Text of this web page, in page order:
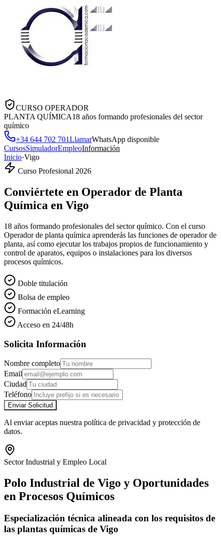
CURSO OPERADOR
PLANTA QUÍMICA18 años formando profesionales del sector
químico
+34 644 702 701LlamarWhatsApp disponible
CursosSimuladorEmpleoInformación
Inicio·Vigo
Curso Profesional 2026
Conviértete en Operador de Planta
Química en Vigo
18 años formando profesionales del sector químico. Con el curso
Operador de planta química aprenderás las funciones de operador de
planta, así como ejecutar los trabajos propios de funcionamiento y
control de aparatos, equipos o instalaciones para los diversos
procesos químicos.
Doble titulación
Bolsa de empleo
Formación eLearning
Acceso en 24/48h
Solicita Información
Nombre completo
Email
Ciudad
Teléfono
Enviar Solicitud
Al enviar aceptas nuestra política de privacidad y protección de
datos.
Sector Industrial y Empleo Local
Polo Industrial de Vigo y Oportunidades
en Procesos Químicos
Especialización técnica alineada con los requisitos de
las plantas químicas de Vigo